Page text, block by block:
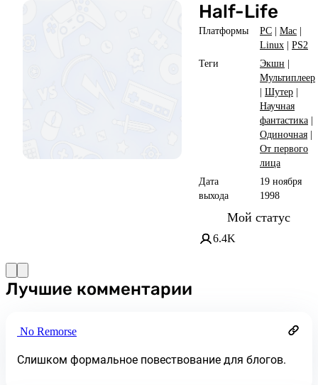
Half-Life
Платформы PC Mac
Linux
PS2
Теги
Экшн
Мультиплеер
Шутер
Научная
фантастика
Одиночная
От первого
лица
Дата
выхода
19 ноября
1998
Мой статус
6.4K
Лучшие комментарии
No Remorse
Слишком формальное повествование для блогов.